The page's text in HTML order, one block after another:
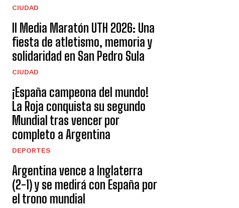
CIUDAD
II Media Maratón UTH 2026: Una
fiesta de atletismo, memoria y
solidaridad en San Pedro Sula
CIUDAD
¡España campeona del mundo!
La Roja conquista su segundo
Mundial tras vencer por
completo a Argentina
DEPORTES
Argentina vence a Inglaterra
(2-1) y se medirá con España por
el trono mundial